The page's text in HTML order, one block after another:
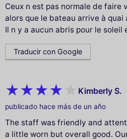
Ceux n est pas normale de faire
alors que le bateau arrive à quai
Il n y a aucun abris pour le soleil
Traducir con Google
Kimberly S.
publicado hace más de un año
The staff was friendly and
a little worn but overall good.